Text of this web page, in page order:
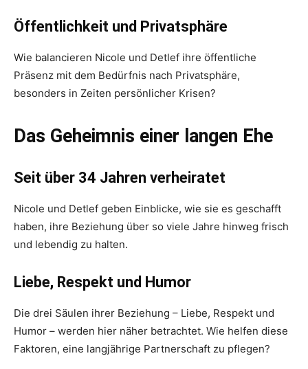
Öffentlichkeit und Privatsphäre
Wie balancieren Nicole und Detlef ihre öffentliche
Präsenz mit dem Bedürfnis nach Privatsphäre,
besonders in Zeiten persönlicher Krisen?
Das Geheimnis einer langen Ehe
Seit über 34 Jahren verheiratet
Nicole und Detlef geben Einblicke, wie sie es geschafft
haben, ihre Beziehung über so viele Jahre hinweg frisch
und lebendig zu halten.
Liebe, Respekt und Humor
Die drei Säulen ihrer Beziehung – Liebe, Respekt und
Humor – werden hier näher betrachtet. Wie helfen diese
Faktoren, eine langjährige Partnerschaft zu pflegen?